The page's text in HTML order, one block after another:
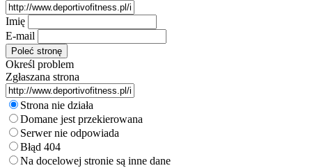
Imię
E-mail
Określ problem
Zgłaszana strona
Strona nie działa
Domane jest przekierowana
Serwer nie odpowiada
Błąd 404
Na docelowej stronie są inne dane